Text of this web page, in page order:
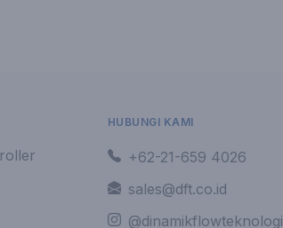
HUBUNGI KAMI
+62-21-659 4026
sales@dft.co.id
@dinamikflowteknologi